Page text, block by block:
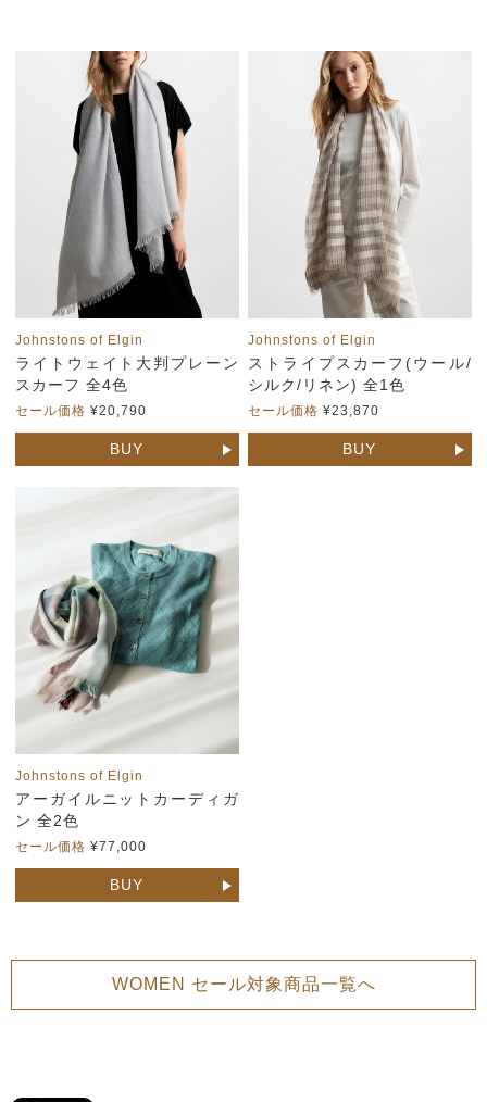
Johnstons of Elgin
ライトウェイト大判プレーン
スカーフ 全4色
セール価格 ¥20,790
BUY
Johnstons of Elgin
ストライプスカーフ(ウール/
シルク/リネン) 全1色
セール価格 ¥23,870
BUY
Johnstons of Elgin
アーガイルニットカーディガ
ン 全2色
セール価格 ¥77,000
BUY
WOMEN セール対象商品一覧へ